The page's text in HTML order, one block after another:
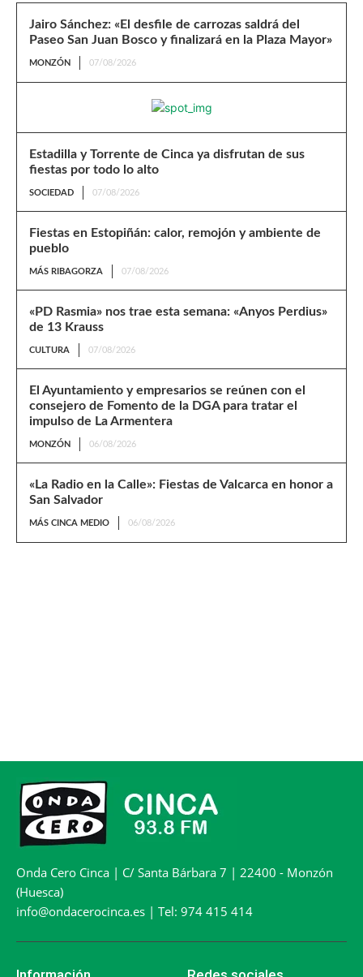
Jairo Sánchez: «El desfile de carrozas saldrá del
Paseo San Juan Bosco y finalizará en la Plaza Mayor»
MONZÓN 07/08/2026
Estadilla y Torrente de Cinca ya disfrutan de sus
fiestas por todo lo alto
SOCIEDAD 07/08/2026
Fiestas en Estopiñán: calor, remojón y ambiente de
pueblo
MÁS RIBAGORZA 07/08/2026
«PD Rasmia» nos trae esta semana: «Anyos Perdius»
de 13 Krauss
CULTURA 07/08/2026
El Ayuntamiento y empresarios se reúnen con el
consejero de Fomento de la DGA para tratar el
impulso de La Armentera
MONZÓN 06/08/2026
«La Radio en la Calle»: Fiestas de Valcarca en honor a
San Salvador
MÁS CINCA MEDIO 06/08/2026
Onda Cero Cinca | C/ Santa Bárbara 7 | 22400 - Monzón
(Huesca)
info@ondacerocinca.es | Tel: 974 415 414